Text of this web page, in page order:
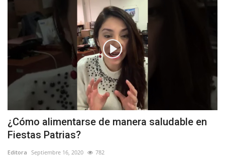
¿Cómo alimentarse de manera saludable en
Fiestas Patrias?
Editora Septiembre 16, 2020 782